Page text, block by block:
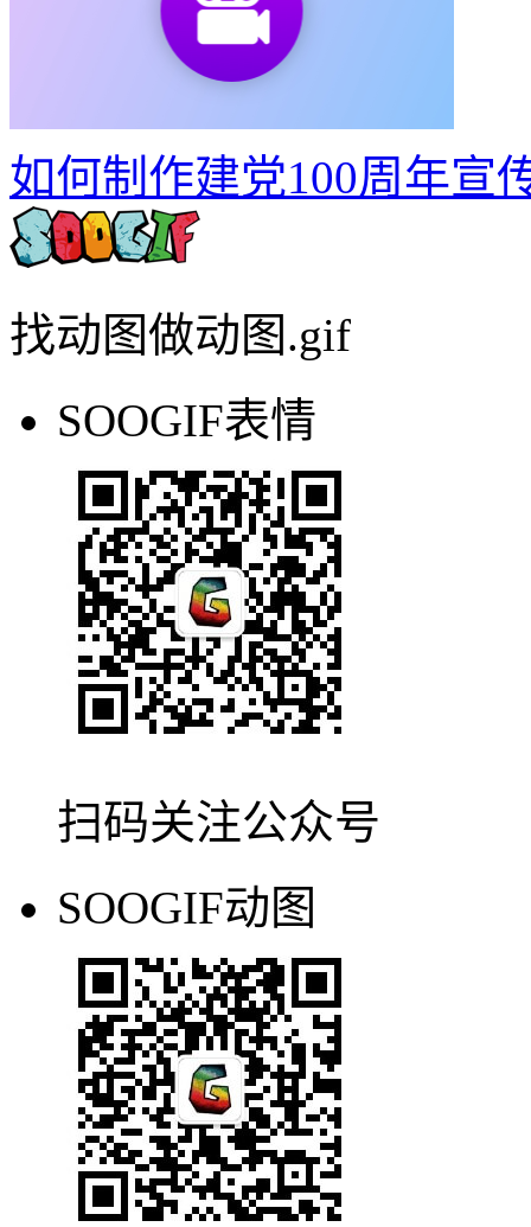
如何制作建党100周年宣
找动图做动图.gif
SOOGIF表情
扫码关注公众号
SOOGIF动图